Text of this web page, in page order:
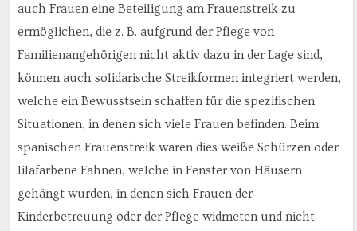
auch Frauen eine Beteiligung am Frauenstreik zu
ermöglichen, die z. B. aufgrund der Pflege von
Familienangehörigen nicht aktiv dazu in der Lage sind,
können auch solidarische Streikformen integriert werden,
welche ein Bewusstsein schaffen für die spezifischen
Situationen, in denen sich viele Frauen befinden. Beim
spanischen Frauenstreik waren dies weiße Schürzen oder
lilafarbene Fahnen, welche in Fenster von Häusern
gehängt wurden, in denen sich Frauen der
Kinderbetreuung oder der Pflege widmeten und nicht